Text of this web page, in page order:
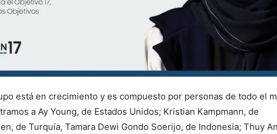
está en crecimiento y es compuesto por personas de todo el
a Ay Young, de Estados Unidos; Kristian Kampmann, de
de Turquía, Tamara Dewi Gondo Soerijo, de Indonesia; Thuy